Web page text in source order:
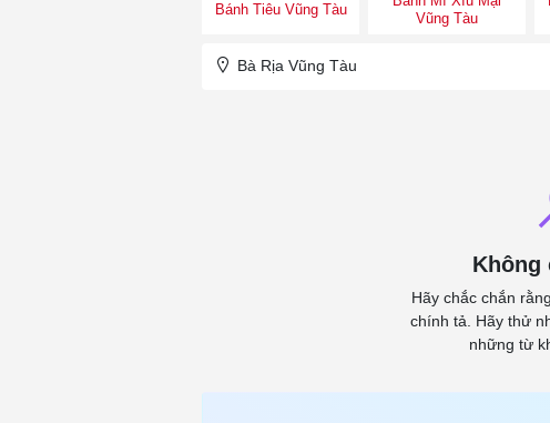
Bánh Tiêu Vũng Tàu
Vũng Tàu
Bà Rịa Vũng Tàu
Không
Hãy chắc chắn
chính tả. Hãy thử
những từ